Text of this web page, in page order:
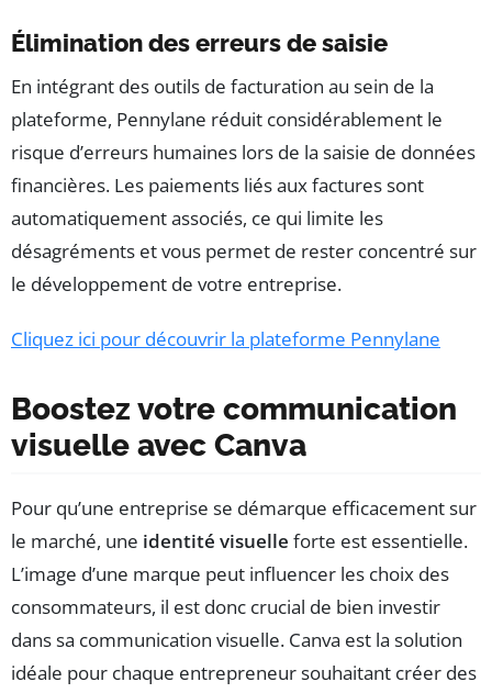
Élimination des erreurs de saisie
En intégrant des outils de facturation au sein de la
plateforme, Pennylane réduit considérablement le
risque d’erreurs humaines lors de la saisie de données
financières. Les paiements liés aux factures sont
automatiquement associés, ce qui limite les
désagréments et vous permet de rester concentré sur
le développement de votre entreprise.
Cliquez ici pour découvrir la plateforme Pennylane
Boostez votre communication
visuelle avec Canva
Pour qu’une entreprise se démarque efficacement sur
le marché, une identité visuelle forte est essentielle.
L’image d’une marque peut influencer les choix des
consommateurs, il est donc crucial de bien investir
dans sa communication visuelle. Canva est la solution
idéale pour chaque entrepreneur souhaitant créer des